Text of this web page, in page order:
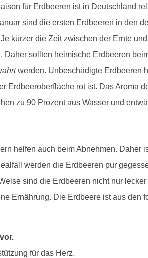
für Erdbeeren ist in Deutschland
sind die ersten Erdbeeren in den
kürzer die Zeit zwischen der Ernte
sollten heimische Erdbeeren
werden. Unbeschädigte Erdbeeren
rot ist. Das Aroma
zu 90 Prozent aus Wasser und
helfen auch beim Abnehmen. Daher
werden die Erdbeeren pur
sind die Erdbeeren nicht nur
Ernährung. Die Erdbeere ist aus den
für das Herz.